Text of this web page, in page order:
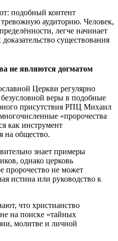
подобный контент
тревожную аудиторию. Человек,
легче начинает
существования
не являются догматом
Церкви регулярно
веры в подобные
присутствия РПЦ Михаил
«пророчества
как инструмент
на общество.
знает примеры
однако церковь
пророчество не может
истина или руководство к
что христианство
на поиске «тайных
молитве и личной